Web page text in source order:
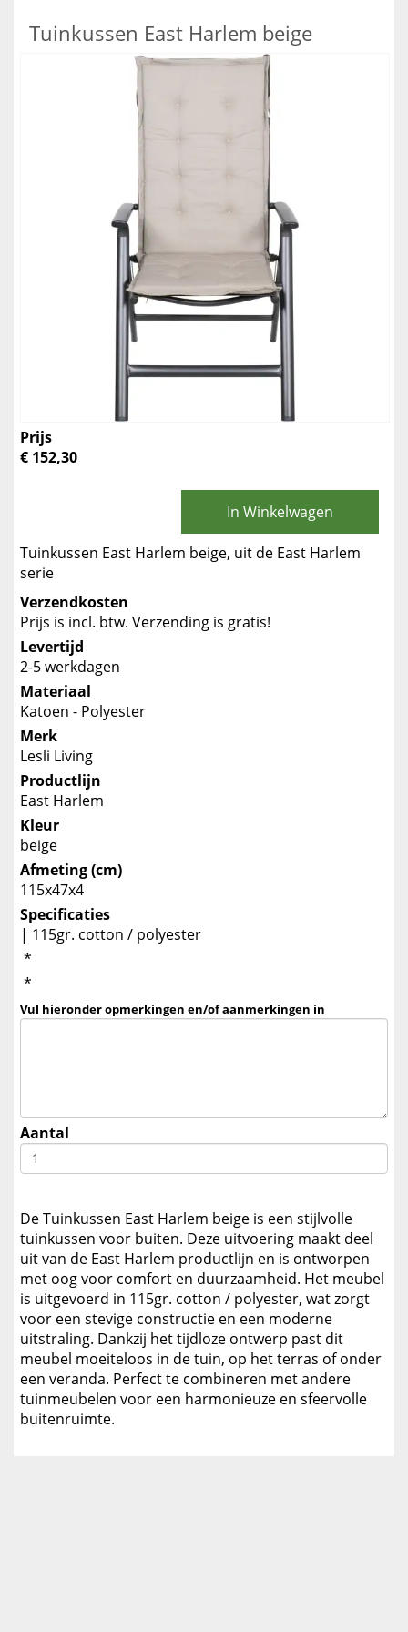
Tuinkussen East Harlem beige
Prijs
€ 152,30
In Winkelwagen
Tuinkussen East Harlem beige, uit de East Harlem
serie
Verzendkosten
Prijs is incl. btw. Verzending is gratis!
Levertijd
2-5 werkdagen
Materiaal
Katoen - Polyester
Merk
Lesli Living
Productlijn
East Harlem
Kleur
beige
Afmeting (cm)
115x47x4
Specificaties
| 115gr. cotton / polyester
*
*
Vul hieronder opmerkingen en/of aanmerkingen in
Aantal
De Tuinkussen East Harlem beige is een stijlvolle
tuinkussen voor buiten. Deze uitvoering maakt deel
uit van de East Harlem productlijn en is ontworpen
met oog voor comfort en duurzaamheid. Het meubel
is uitgevoerd in 115gr. cotton / polyester, wat zorgt
voor een stevige constructie en een moderne
uitstraling. Dankzij het tijdloze ontwerp past dit
meubel moeiteloos in de tuin, op het terras of onder
een veranda. Perfect te combineren met andere
tuinmeubelen voor een harmonieuze en sfeervolle
buitenruimte.